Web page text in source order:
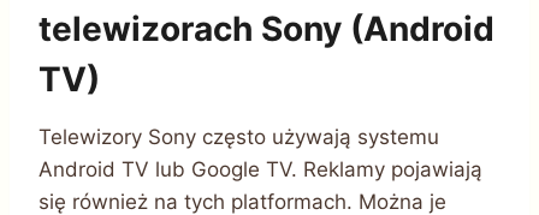
telewizorach Sony (Android
TV)
Telewizory Sony często używają systemu
Android TV lub Google TV. Reklamy pojawiają
się również na tych platformach. Można je